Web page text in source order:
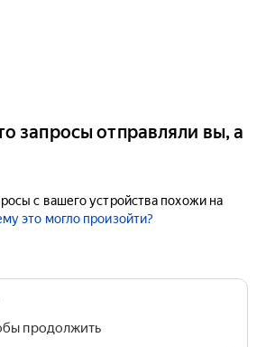
запросы отправляли вы, а
с вашего устройства похожи на
это могло произойти?
продолжить